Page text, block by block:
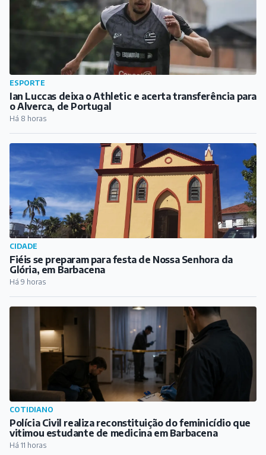
CIDADE
Fiéis se preparam para festa de Nossa Senhora da
Glória, em Barbacena
Há 9 horas
COTIDIANO
Polícia Civil realiza reconstituição do feminicídio que
vitimou estudante de medicina em Barbacena
Há 11 horas
CIDADE
Casal preso por tráfico de drogas em distrito de
Antônio Carlos